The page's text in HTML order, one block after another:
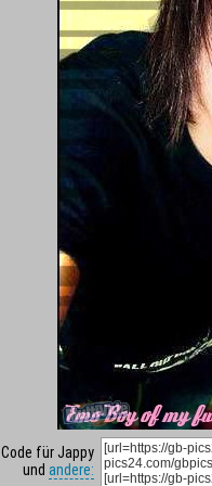
Code für Jappy
und andere: